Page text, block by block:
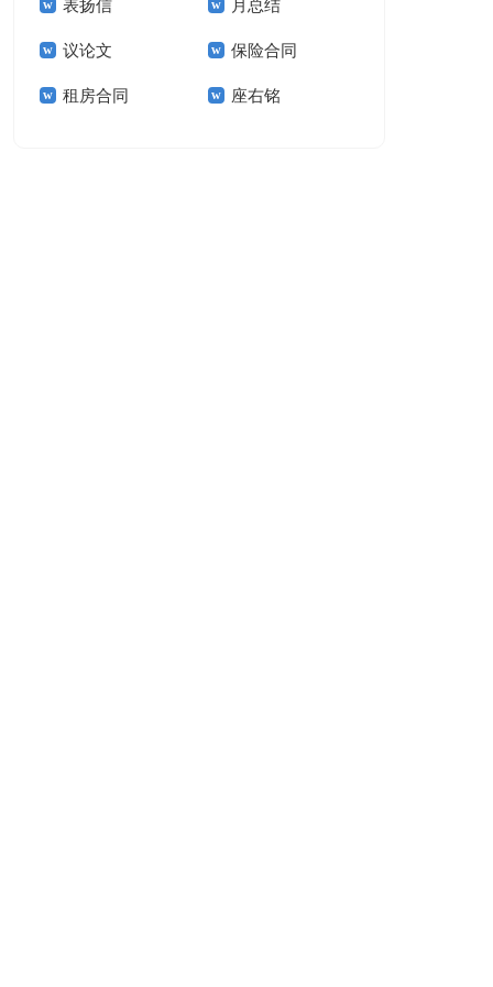
报告模板集锦十篇 告(汇编15篇)
表扬信 月总结
议论文 保险合同
租房合同 座右铭